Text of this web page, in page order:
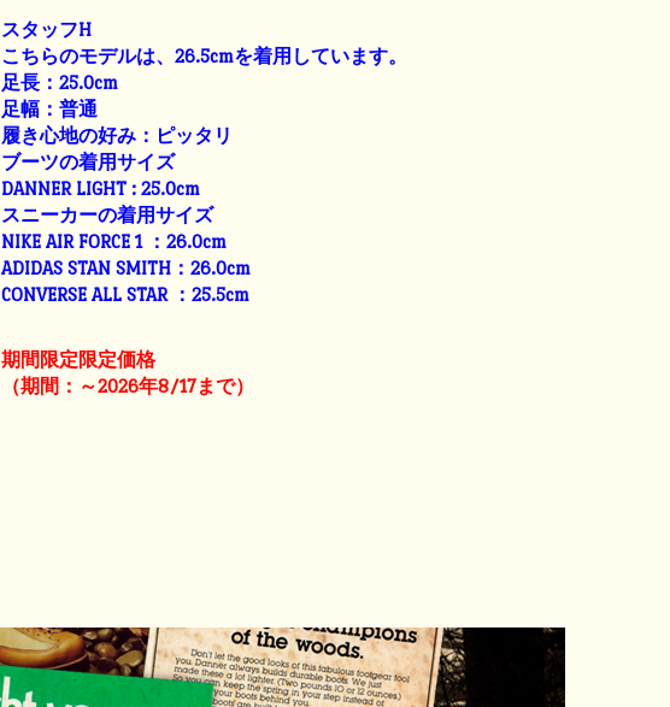
スタッフH
こちらのモデルは、26.5cmを着用しています。
足長：25.0cm
足幅：普通
履き心地の好み：ピッタリ
ブーツの着用サイズ
DANNER LIGHT : 25.0cm
スニーカーの着用サイズ
NIKE AIR FORCE 1 ：26.0cm
ADIDAS STAN SMITH：26.0cm
CONVERSE ALL STAR ：25.5cm
期間限定限定価格
（期間：～2026年8/17まで）